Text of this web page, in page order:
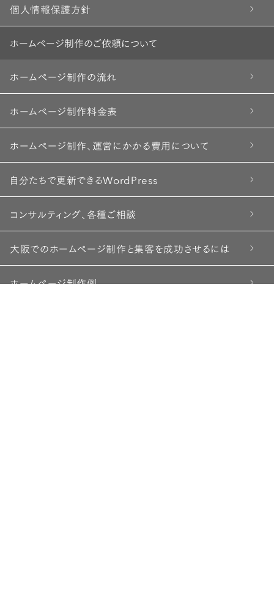
個人情報保護方針
ホームページ制作のご依頼について
ホームページ制作の流れ
ホームページ制作料金表
ホームページ制作、運営にかかる費用について
自分たちで更新できるWordPress
コンサルティング、各種ご相談
大阪でのホームページ制作と集客を成功させるには
ホームページ制作例